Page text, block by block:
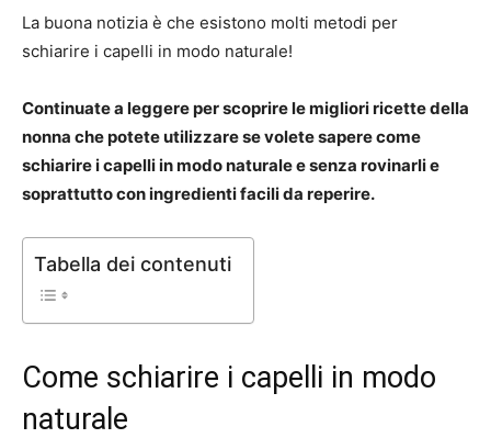
La buona notizia è che esistono molti metodi per
schiarire i capelli in modo naturale!
Continuate a leggere per scoprire le migliori ricette della
nonna che potete utilizzare se volete sapere come
schiarire i capelli in modo naturale e senza rovinarli e
soprattutto con ingredienti facili da reperire.
Tabella dei contenuti
Come schiarire i capelli in modo
naturale